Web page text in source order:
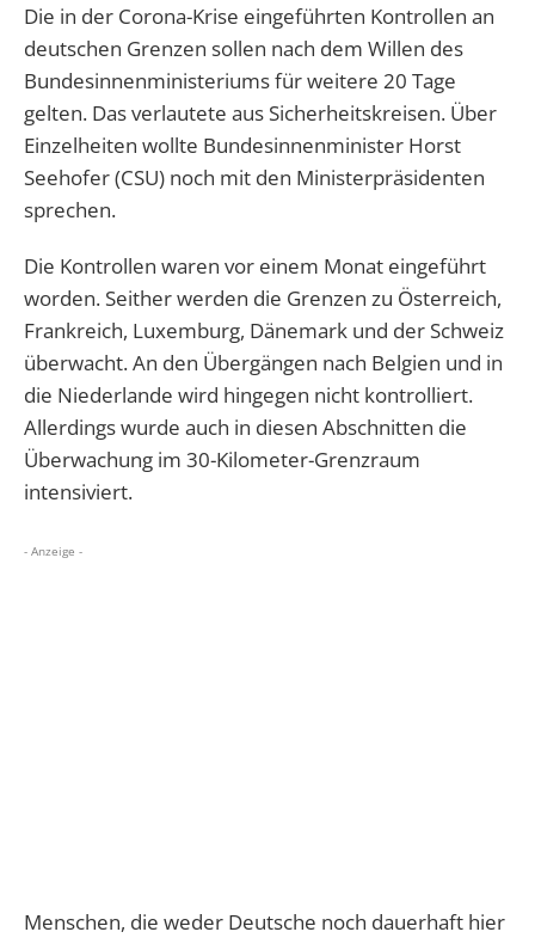
Die in der Corona-Krise eingeführten Kontrollen an
deutschen Grenzen sollen nach dem Willen des
Bundesinnenministeriums für weitere 20 Tage
gelten. Das verlautete aus Sicherheitskreisen. Über
Einzelheiten wollte Bundesinnenminister Horst
Seehofer (CSU) noch mit den Ministerpräsidenten
sprechen.
Die Kontrollen waren vor einem Monat eingeführt
worden. Seither werden die Grenzen zu Österreich,
Frankreich, Luxemburg, Dänemark und der Schweiz
überwacht. An den Übergängen nach Belgien und in
die Niederlande wird hingegen nicht kontrolliert.
Allerdings wurde auch in diesen Abschnitten die
Überwachung im 30-Kilometer-Grenzraum
intensiviert.
- Anzeige -
Menschen, die weder Deutsche noch dauerhaft hier